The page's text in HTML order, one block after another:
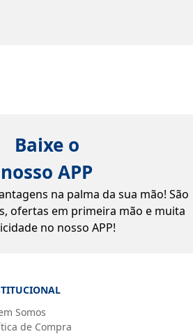
Baixe o
nosso APP
na palma da sua mão! São
ofertas em primeira mão e muita
no nosso APP!
Somos
de Compra